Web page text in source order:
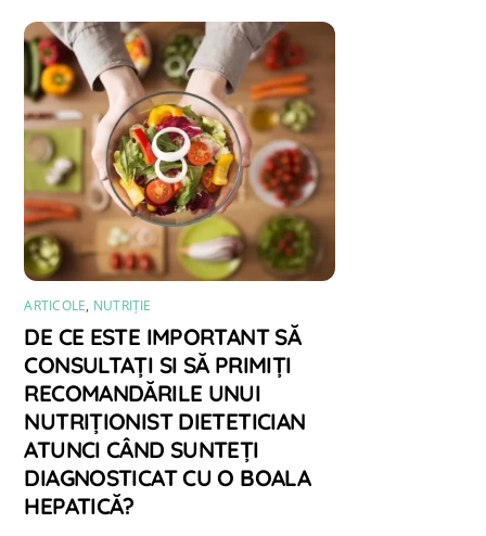
ARTICOLE, NUTRIȚIE
DE CE ESTE IMPORTANT SĂ
CONSULTAȚI SI SĂ PRIMIȚI
RECOMANDĂRILE UNUI
NUTRIȚIONIST DIETETICIAN
ATUNCI CÂND SUNTEȚI
DIAGNOSTICAT CU O BOALA
HEPATICĂ?